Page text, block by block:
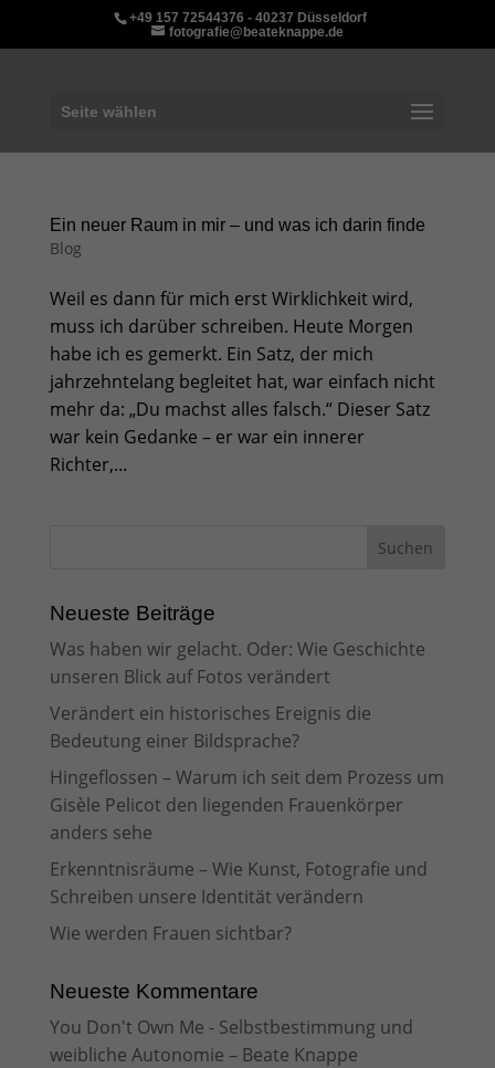
+49 157 72544376 - 40237 Düsseldorf
fotografie@beateknappe.de
Seite wählen
Ein neuer Raum in mir – und was ich darin finde
Blog
Weil es dann für mich erst Wirklichkeit wird,
muss ich darüber schreiben. Heute Morgen
habe ich es gemerkt. Ein Satz, der mich
jahrzehntelang begleitet hat, war einfach nicht
mehr da: „Du machst alles falsch.“ Dieser Satz
war kein Gedanke – er war ein innerer
Richter,...
Neueste Beiträge
Was haben wir gelacht. Oder: Wie Geschichte
unseren Blick auf Fotos verändert
Verändert ein historisches Ereignis die
Bedeutung einer Bildsprache?
Hingeflossen – Warum ich seit dem Prozess um
Gisèle Pelicot den liegenden Frauenkörper
anders sehe
Erkenntnisräume – Wie Kunst, Fotografie und
Schreiben unsere Identität verändern
Wie werden Frauen sichtbar?
Neueste Kommentare
You Don't Own Me - Selbstbestimmung und
weibliche Autonomie – Beate Knappe